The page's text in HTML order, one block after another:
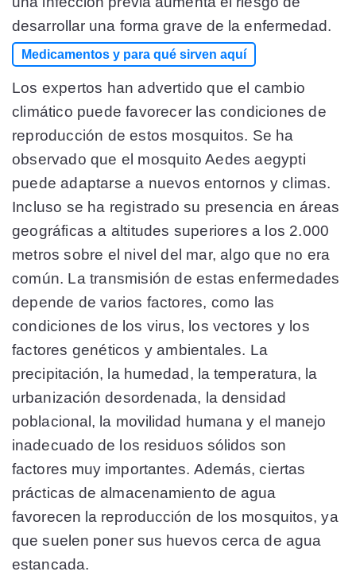
desarrollar una forma grave de la enfermedad.
Medicamentos y para qué sirven aquí
Los expertos han advertido que el cambio
climático puede favorecer las condiciones de
reproducción de estos mosquitos. Se ha
observado que el mosquito Aedes aegypti
puede adaptarse a nuevos entornos y climas.
Incluso se ha registrado su presencia en áreas
geográficas a altitudes superiores a los 2.000
metros sobre el nivel del mar, algo que no era
común. La transmisión de estas enfermedades
depende de varios factores, como las
condiciones de los virus, los vectores y los
factores genéticos y ambientales. La
precipitación, la humedad, la temperatura, la
urbanización desordenada, la densidad
poblacional, la movilidad humana y el manejo
inadecuado de los residuos sólidos son
factores muy importantes. Además, ciertas
prácticas de almacenamiento de agua
favorecen la reproducción de los mosquitos, ya
que suelen poner sus huevos cerca de agua
estancada.